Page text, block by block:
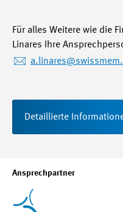
Ansprechpartner
Für alles Weitere wie die
Linares Ihre
a.linares
Detaillierte